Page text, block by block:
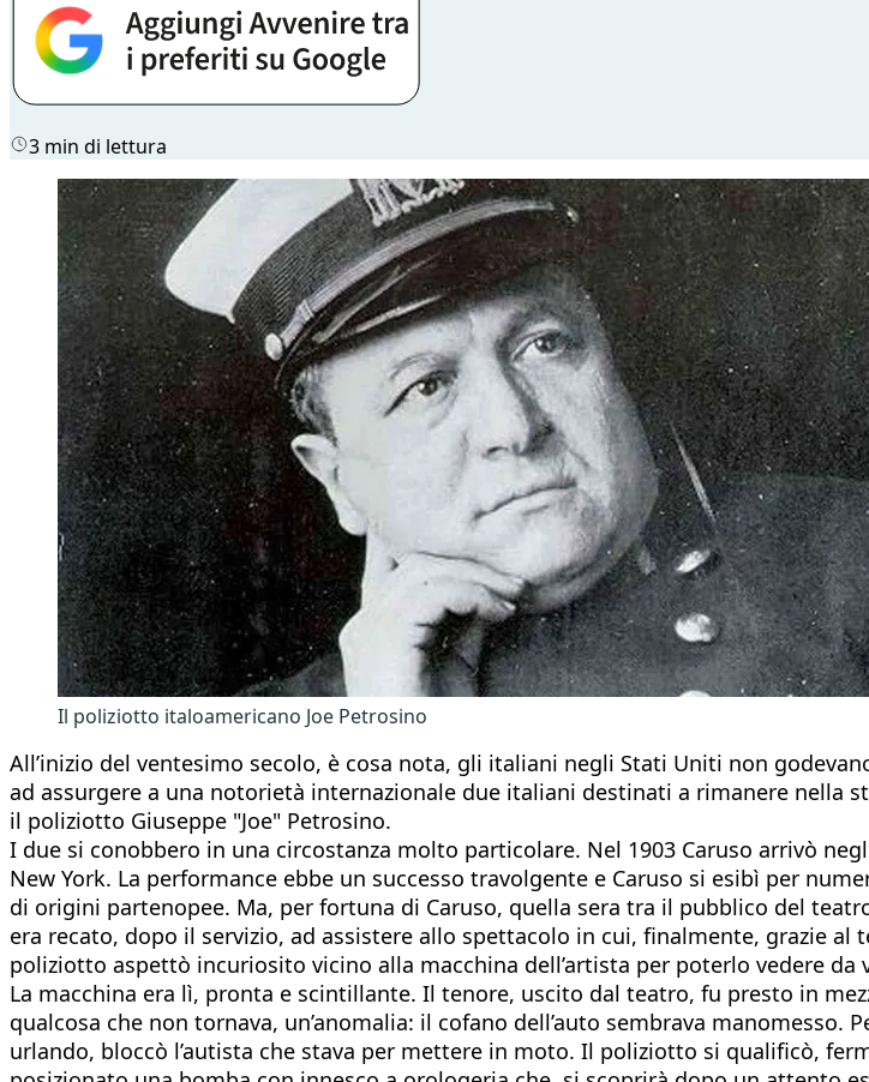
3 min di lettura
Il poliziotto italoamericano Joe Petrosino
All’inizio del ventesimo secolo, è cosa nota, gli italiani negli Stati Uniti non
ad assurgere a una notorietà internazionale due italiani destinati a rimanere nella
il poliziotto Giuseppe "Joe" Petrosino.
I due si conobbero in una circostanza molto particolare. Nel 1903 Caruso arrivò
New York. La performance ebbe un successo travolgente e Caruso si esibì per
di origini partenopee. Ma, per fortuna di Caruso, quella sera tra il pubblico del
era recato, dopo il servizio, ad assistere allo spettacolo in cui, finalmente, grazie
poliziotto aspettò incuriosito vicino alla macchina dell’artista per poterlo vedere
La macchina era lì, pronta e scintillante. Il tenore, uscito dal teatro, fu presto in
qualcosa che non tornava, un’anomalia: il cofano dell’auto sembrava
urlando, bloccò l’autista che stava per mettere in moto. Il poliziotto si qualificò,